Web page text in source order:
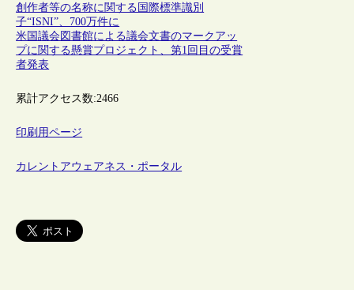
創作者等の名称に関する国際標準識別
子“ISNI”、700万件に
米国議会図書館による議会文書のマークアッ
プに関する懸賞プロジェクト、第1回目の受賞
者発表
累計アクセス数:2466
印刷用ページ
カレントアウェアネス・ポータル